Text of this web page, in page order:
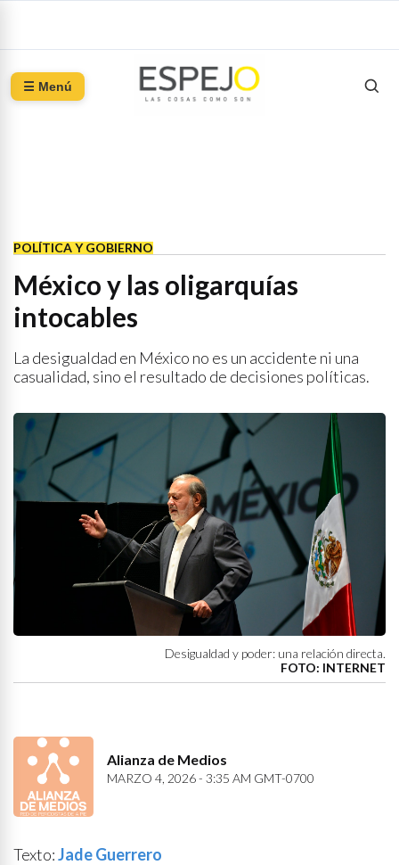
☰ Menú
POLÍTICA Y GOBIERNO
México y las oligarquías
intocables
La desigualdad en México no es un accidente ni una
casualidad, sino el resultado de decisiones políticas.
Desigualdad y poder: una relación directa.
FOTO: INTERNET
Alianza de Medios
MARZO 4, 2026 - 3:35 AM GMT-0700
Texto:Jade Guerrero